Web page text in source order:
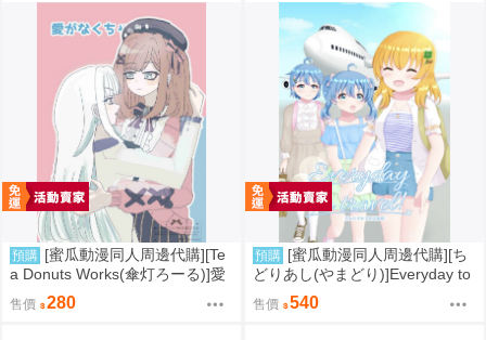
預購 [蜜瓜動漫同人周邊代購][Te
a Donuts Works(傘灯ろーる)]愛
がなくちゃ(彩虹社)(同人誌)
售價 280
預購 [蜜瓜動漫同人周邊代購][ち
どりあし(やまどり)]Everyday to
travel!(同人誌)
售價 540